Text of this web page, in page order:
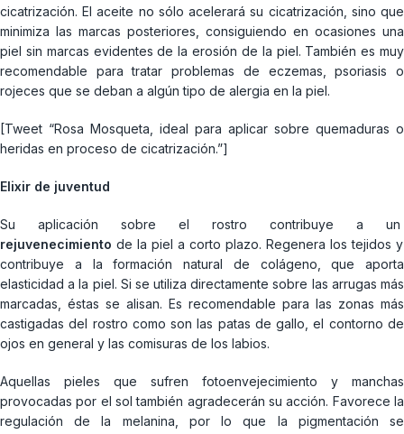
cicatrización. El aceite no sólo acelerará su cicatrización, sino que
minimiza las marcas posteriores, consiguiendo en ocasiones una
piel sin marcas evidentes de la erosión de la piel. También es muy
recomendable para tratar problemas de eczemas, psoriasis o
rojeces que se deban a algún tipo de alergia en la piel.
[Tweet “Rosa Mosqueta, ideal para aplicar sobre quemaduras o
heridas en proceso de cicatrización.”]
Elixir de juventud
Su aplicación sobre el rostro contribuye a un
rejuvenecimiento de la piel a corto plazo. Regenera los tejidos y
contribuye a la formación natural de colágeno, que aporta
elasticidad a la piel. Si se utiliza directamente sobre las arrugas más
marcadas, éstas se alisan. Es recomendable para las zonas más
castigadas del rostro como son las patas de gallo, el contorno de
ojos en general y las comisuras de los labios.
Aquellas pieles que sufren fotoenvejecimiento y manchas
provocadas por el sol también agradecerán su acción. Favorece la
regulación de la melanina, por lo que la pigmentación se